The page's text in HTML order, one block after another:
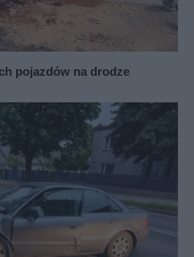
pojazdów na drodze